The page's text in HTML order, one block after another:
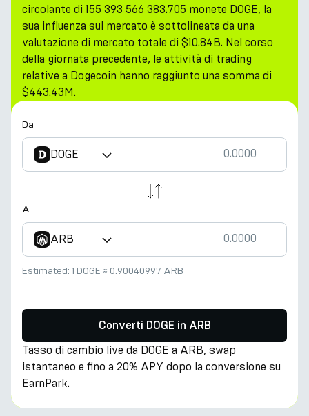
circolante di 155 393 566 383.705 monete DOGE, la
sua influenza sul mercato è sottolineata da una
valutazione di mercato totale di $10.84B. Nel corso
della giornata precedente, le attività di trading
relative a Dogecoin hanno raggiunto una somma di
$443.43M.
Da
DOGE
A
ARB
Estimated: 1 DOGE ≈ 0.90040997 ARB
Converti DOGE in ARB
Tasso di cambio live da DOGE a ARB, swap
istantaneo e fino a 20% APY dopo la conversione su
EarnPark.